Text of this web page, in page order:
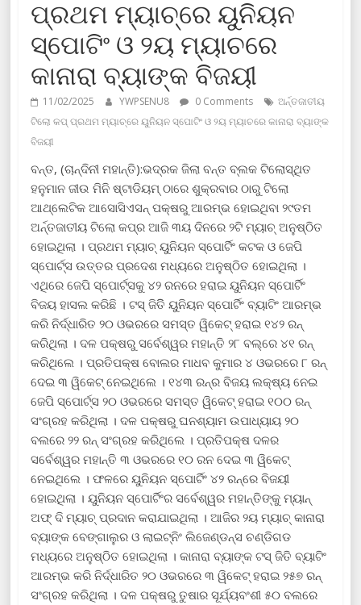
ପ୍ରଥମ ମ୍ୟାଚ୍‌ରେ ୟୁନିୟନ
ସ୍ପୋଟିଂ ଓ ୨ୟ ମ୍ୟାଚରେ
କାନାରା ବ୍ୟାଙ୍କ ବିଜୟୀ
11/02/2025 YWPSENU8 0 Comments
ଅର୍ନ୍ତଜାତୀୟ
ଟିଲୋ କପ୍‌ ପ୍ରଥମ ମ୍ୟାଚ୍‌ରେ ୟୁନିୟନ ସ୍ପୋଟିଂ ଓ ୨ୟ ମ୍ୟାଚରେ କାନାରା ବ୍ୟାଙ୍କ
ବିଜୟୀ
ବନ୍ତ, (ଚାନ୍ଦିନୀ ମହାନ୍ତି):ଭଦ୍ରକ ଜିଲା ବନ୍ତ ବ୍ଲକ ଟିଲୋସ୍ଥିତ
ହନୁମାନ ଜୀଉ ମିନି ଷ୍ଟାଡିୟମ୍ ଠାରେ ଶୁକ୍ରବାର ଠାରୁ ଟିଲୋ
ଆଥ୍‌ଲେଟିକ ଆସୋସିଏସନ୍ ପକ୍ଷରୁ ଆରମ୍ଭ ହୋଇଥିବା ୨୯ତମ
ଅର୍ନ୍ତଜାତୀୟ ଟିଲୋ କପ୍‌ର ଆଜି ୩ୟ ଦିନରେ ୨ଟି ମ୍ୟାଚ୍ ଅନୁଷ୍ଠିତ
ହୋଇଥିଲା । ପ୍ରଥମ ମ୍ୟାଚ୍ ୟୁନିୟନ ସ୍ପୋର୍ଟିଂ କଟକ ଓ ଜେପି
ସ୍ପୋର୍ଟ୍ସ ଉତ୍ତର ପ୍ରଦେଶ ମଧ୍ୟରେ ଅନୁଷ୍ଠିତ ହୋଇଥିଲା ।
ଏଥିରେ ଜେପି ସ୍ପୋର୍ଟ୍ସକୁ ୪୨ ରନରେ ହରାଇ ୟୁନିୟନ ସ୍ପୋର୍ଟିଂ
ବିଜୟ ହାସଲ କରିଛି । ଟସ୍ ଜିତିି ୟୁନିୟନ ସ୍ପୋର୍ଟିଂ ବ୍ୟାଟିଂ ଆରମ୍ଭ
କରି ନିର୍ଦ୍ଧାରିତ ୨୦ ଓଭରରେ ସମସ୍ତ ୱିକେଟ୍ ହରାଇ ୧୪୨ ରନ୍
କରିଥିଲା । ଦଳ ପକ୍ଷରୁ ସର୍ବେଶ୍ୱର ମହାନ୍ତି ୨୮ ବଲ୍‌ରେ ୪୧ ରନ୍
କରିଥିଲେ । ପ୍ରତିପକ୍ଷ ବୋଲର ମାଧବ କୁମାର ୪ ଓଭରରେ ୮ ରନ୍
ଦେଇ ୩ ୱିକେଟ୍ ନେଇଥିଲେ । ୧୪୩ ରନ୍‌ର ବିଜୟ ଲକ୍ଷ୍ୟ ନେଇ
ଜେପି ସ୍ପୋର୍ଟ୍ସ ୨୦ ଓଭରରେ ସମସ୍ତ ୱିକେଟ୍ ହରାଇ ୧୦୦ ରନ୍
ସଂଗ୍ରହ କରିଥିଲା । ଦଳ ପକ୍ଷରୁ ଘନଶ୍ୟାମ ଉପାଧ୍ୟାୟ ୨୦
ବଲରେ ୨୨ ରନ୍ ସଂଗ୍ରହ କରିଥିଲେ । ପ୍ରତିପକ୍ଷ ଦଳର
ସର୍ବେଶ୍ୱର ମହାନ୍ତି ୩ ଓଭରରେ ୧୦ ରନ ଦେଇ ୩ ୱିକେଟ୍
ନେଇଥିଲେ । ଫଳରେ ୟୁନିୟନ ସ୍ପୋର୍ଟିଂ ୪୨ ରନ୍‌ରେ ବିଜୟୀ
ହୋଇଥିଲା । ୟୁନିୟନ ସ୍ପୋର୍ଟିଂର ସର୍ବେଶ୍ୱର ମହାନ୍ତିଙ୍କୁ ମ୍ୟାନ୍
ଅଫ୍ ଦି ମ୍ୟାଚ୍ ପ୍ରଦାନ କରାଯାଇଥିଲା । ଆଜିର ୨ୟ ମ୍ୟାଚ୍ କାନାରା
ବ୍ୟାଙ୍କ ବେଙ୍ଗାଲୁର ଓ ଲାଇଟ୍‌ନିଂ ଲିଜେଣ୍ଡନ୍ସ ଚଣ୍ଡିଗଡ
ମଧ୍ୟରେ ଅନୁଷ୍ଠିତ ହୋଇଥିଲା । କାନାରା ବ୍ୟାଙ୍କ ଟସ୍ ଜିତି ବ୍ୟାଟିଂ
ଆରମ୍ଭ କରି ନିର୍ଦ୍ଧାରିତ ୨୦ ଓଭରରେ ୩ ୱିକେଟ୍ ହରାଇ ୨୫୭ ରନ୍
ସଂଗ୍ରହ କରିଥିଲା । ଦଳ ପକ୍ଷରୁ ତୁଷାର ସୂର୍ଯ୍ୟବଂଶୀ ୫୦ ବଲରେ